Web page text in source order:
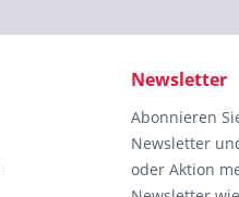
Newsletter
Abonnieren
Newsletter
oder Aktion